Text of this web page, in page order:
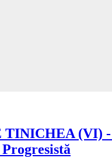
TINICHEA (VI) -